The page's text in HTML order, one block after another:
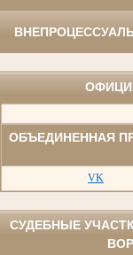
ОБЪЕДИНЕННАЯ
VK
СУДЕБНЫЕ